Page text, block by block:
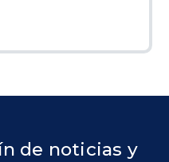
de noticias y